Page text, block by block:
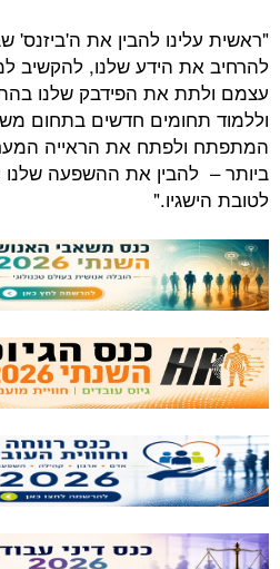
להבין את ה'ביזנס' שבו אנחנו
הידע שלנו, להקשיב למנהלים
את הפידבק שלנו בהתאם.
חדשים בתחום משאבי האנוש
את הראייה המערכתית.
את ההשפעה שלנו על הארגון